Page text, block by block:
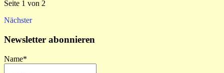
Seite 1 von 2
Nächster
Newsletter abonnieren
Name*